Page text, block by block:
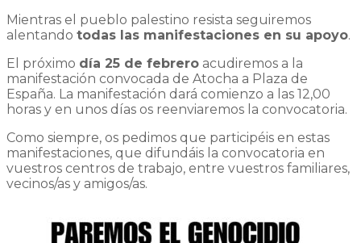
Mientras el pueblo palestino resista seguiremos
alentando todas las manifestaciones en su apoyo.
El próximo día 25 de febrero acudiremos a la
manifestación convocada de Atocha a Plaza de
España. La manifestación dará comienzo a las 12,00
horas y en unos días os reenviaremos la convocatoria.
Como siempre, os pedimos que participéis en estas
manifestaciones, que difundáis la convocatoria en
vuestros centros de trabajo, entre vuestros familiares,
vecinos/as y amigos/as.